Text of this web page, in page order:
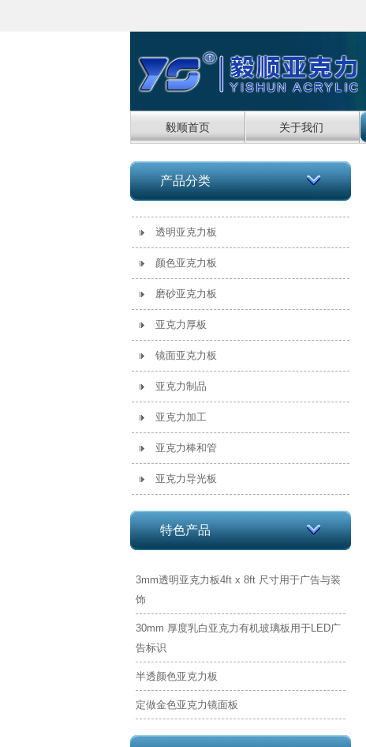
毅顺首页 关于我们
产品分类
透明亚克力板
颜色亚克力板
磨砂亚克力板
亚克力厚板
镜面亚克力板
亚克力制品
亚克力加工
亚克力棒和管
亚克力导光板
特色产品
3mm透明亚克力板4ft x 8ft 尺寸用于广告与装
饰
30mm 厚度乳白亚克力有机玻璃板用于LED广
告标识
半透颜色亚克力板
定做金色亚克力镜面板